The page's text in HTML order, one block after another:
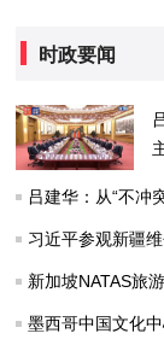
时政要闻
吕建华：从“不冲
习近平参观新疆
新加坡NATAS旅
墨西哥中国文化中